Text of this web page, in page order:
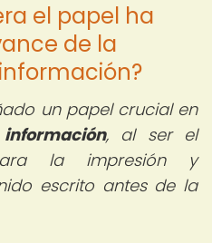
el papel ha
de la
un papel crucial en
, al ser el
la impresión y
escrito antes de la